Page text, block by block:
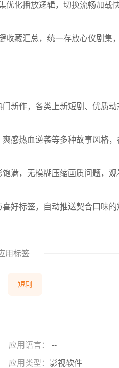
优化播放逻辑，切换流畅加载
收藏汇总，统一存放心仪剧集
新作，各类上新短剧、优质
感热血逆袭等多种故事风格
满，无模糊压缩画质问题，
好标签，自动推送契合口味
用标签
短剧
应用语言： --
应用类型： 影视软件